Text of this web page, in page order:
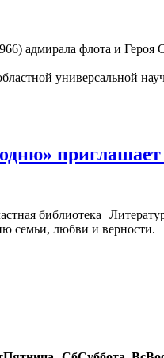
адмирала флота и Героя
универсальной
приглашает
семьи, любви и верности.